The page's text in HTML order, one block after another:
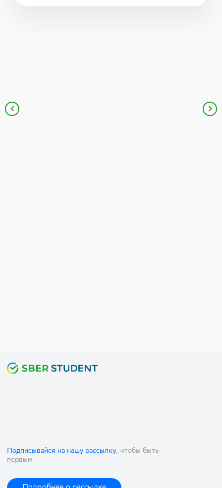
Подписывайся на нашу рассылку, чтобы быть
первым